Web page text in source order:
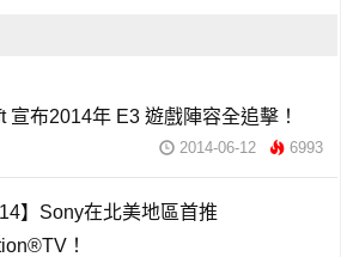
宣布2014年 E3 遊戲陣容全追擊！
2014-06-12 6993
】Sony在北美地區首推
！